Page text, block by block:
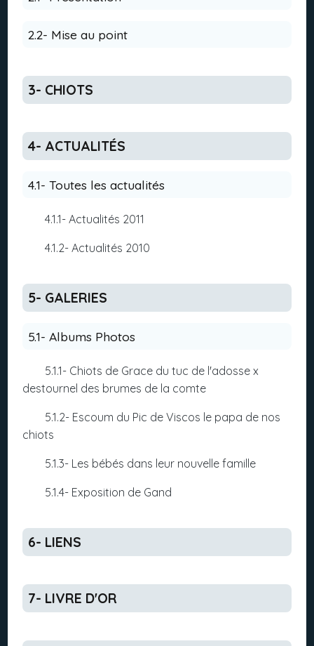
2.2- Mise au point
3- CHIOTS
4- ACTUALITÉS
4.1- Toutes les actualités
4.1.1- Actualités 2011
4.1.2- Actualités 2010
5- GALERIES
5.1- Albums Photos
5.1.1- Chiots de Grace du tuc de l'adosse x
destournel des brumes de la comte
5.1.2- Escoum du Pic de Viscos le papa de nos
chiots
5.1.3- Les bébés dans leur nouvelle famille
5.1.4- Exposition de Gand
6- LIENS
7- LIVRE D'OR